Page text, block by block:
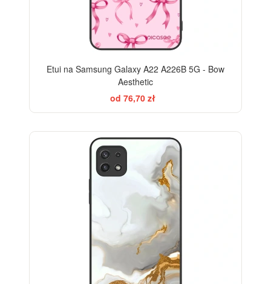
Etui na Samsung Galaxy A22 A226B 5G - Bow
Aesthetic
od 76,70 zł